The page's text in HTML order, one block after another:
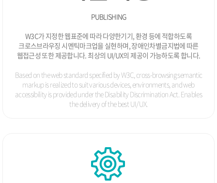
소프트웨어/부가통신 사업자등록
숭의여자대학/동양공업대학 산학협력
03.
(주)비젠소프트 법인설립
PUBLISHING
W3C가 지정한 웹표준에 따라 다양한기기, 환경 등에 적합하도록
크로스브라우징 시멘틱마크업을 실현하며, 장애인차별금지법에 따른
웹접근성 또한 제공합니다. 최상의 UI/UX의 제공이 가능하도록 합니다.
Based on the web standard specified by W3C, cross-browsing semantic
markup is realized to suit various devices, environments, andweb
accessibility is provided under the Disability Discrimination Act. Enables
the delivery of the best UI/UX.